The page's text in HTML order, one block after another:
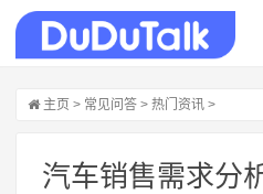
主页 > 常见问答 > 热门资讯 >
汽车销售需求分